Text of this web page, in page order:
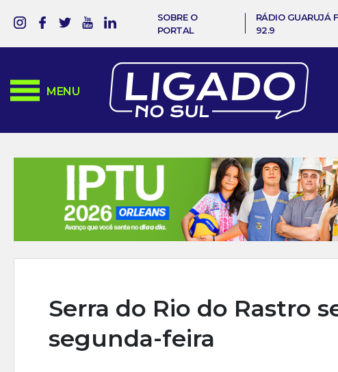
SOBRE O
PORTAL
RÁDIO GUARUJÁ
92.9
MENU
Serra do Rio do Rastro
segunda-feira